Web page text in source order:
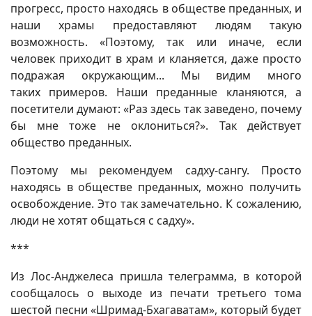
прогресс, просто находясь в обществе преданных, и
наши храмы предоставляют людям такую
возможность. «Поэтому, так или иначе, если
человек приходит в храм и кланяется, даже просто
подражая окружающим... Мы видим много
таких примеров. Наши преданные кланяются, а
посетители думают: «Раз здесь так заведено, почему
бы мне тоже не оклониться?». Так действует
общество преданных.
Поэтому мы рекомендуем садху-сангу. Просто
находясь в обществе преданных, можно получить
освобождение. Это так замечательно. К сожалению,
люди не хотят общаться с садху».
***
Из Лос-Анджелеса пришла телеграмма, в которой
сообщалось о выходе из печати третьего тома
шестой песни «Шримад-Бхагаватам», который будет